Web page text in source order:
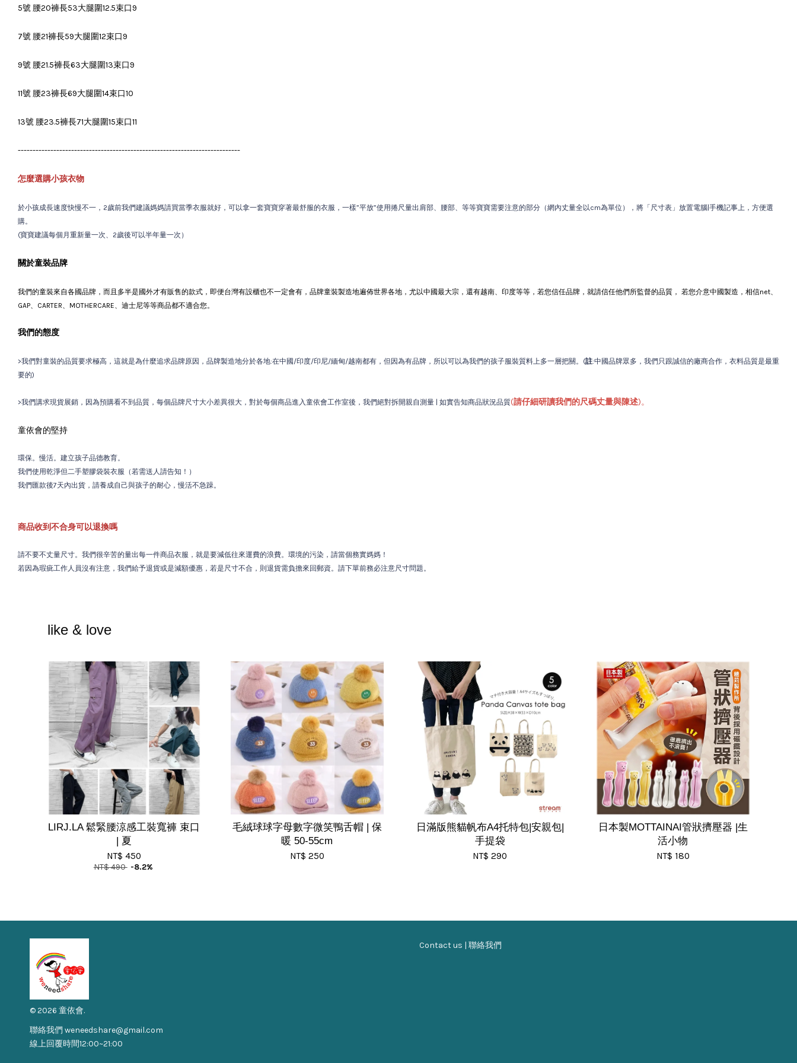
5號 腰20褲長53大腿圍12.5束口9
7號 腰21褲長59大腿圍12束口9
9號 腰21.5褲長63大腿圍13束口9
11號 腰23褲長69大腿圍14束口10
13號 腰23.5褲長71大腿圍15束口11
---------------------------------------------------------------------------
怎麼選購小孩衣物
於小孩成長速度快慢不一，2歲前我們建議媽媽請買當季衣服就好，可以拿一套寶寶穿著最舒服的衣服，一樣”平放”使用捲尺量出肩部、腰部、等等寶寶需要注意的部分（網內丈量全以cm為單位），將「尺寸表」放置電腦|手機記事上，方便選
購。
(寶寶建議每個月重新量一次、2歲後可以半年量一次）
關於童裝品牌
我們的童裝來自各國品牌，而且多半是國外才有販售的款式，即便台灣有設櫃也不一定會有 ，品牌童裝製造地遍佈世界各地，尤以中國最大宗，還有越南、印度等等，若您信任品牌，就請信任他們所監督的品質， 若您介意中國製造，相信net、
GAP、CARTER、MOTHERCARE、迪士尼等等商品都不適合您。
我們的態度
>我們對童裝的品質要求極高，這就是為什麼追求品牌原因，品牌製造地分於各地:在中國/印度/印尼/緬甸/越南都有，但因為有品牌，所以可以為我們的孩子服裝質料上多一層把關。(註:中國品牌眾多，我們只跟誠信的廠商合作，衣料品質是最重
要的)
>我們講求現貨展銷，因為預購看不到品質，每個品牌尺寸大小差異很大，對於每個商品進入童依會工作室後，我們絕對拆開親自測量 | 如實告知商品狀況品質(請仔細研讀我們的尺碼丈量與陳述)。
童依會的堅持
環保。慢活。建立孩子品德教育。
我們使用乾淨但二手塑膠袋裝衣服（若需送人請告知！）
我們匯款後7天內出貨，請養成自己與孩子的耐心，慢活不急躁。
商品收到不合身可以退換嗎
請不要不丈量尺寸。我們很辛苦的量出每一件商品衣服，就是要減低往來運費的浪費。環境的污染，請當個務實媽媽！
若因為瑕疵工作人員沒有注意，我們給予退貨或是減額優惠，若是尺寸不合，則退貨需負擔來回郵資。請下單前務必注意尺寸問題。
like & love
LIRJ.LA 鬆緊腰涼感工裝寬褲 束口
| 夏
NT$ 450
NT$ 490 -8.2%
毛絨球球字母數字微笑鴨舌帽 | 保
暖 50-55cm
NT$ 250
日滿版熊貓帆布A4托特包|安親包|
手提袋
NT$ 290
日本製MOTTAINAI管狀擠壓器 |生
活小物
NT$ 180
© 2026 童依會.
Contact us | 聯絡我們
聯絡我們 weneedshare@gmail.com
線上回覆時間12:00~21:00